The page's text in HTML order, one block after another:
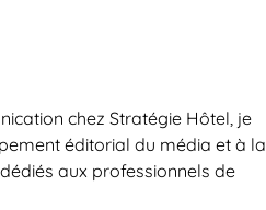
chez Stratégie Hôtel, je
éditorial du média et à la
aux professionnels de